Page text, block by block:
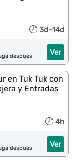
3d–14d
Ver
después
en Tuk Tuk con
y Entradas
4h
Ver
después